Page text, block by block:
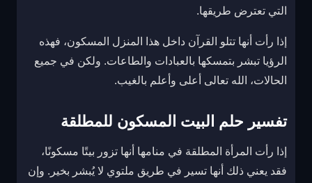
التي تعترض طريقها.
إذا رأت أنها تتلو القرآن داخل هذا المنزل المسكون، فهذه
الرؤيا تبشر بتمسكها بالعبادات والطاعات. ولكن في جميع
الحالات، الله تعالى أعلى وأعلم بالغيب.
تفسير حلم البيت المسكون للمطلقة
إذا رأت المرأة المطلقة في منامها أنها تزور بيتًا مسكونًا،
فقد يعني ذلك أنها تسير في طريق ملتوي لا يُبشر بخير. وإن